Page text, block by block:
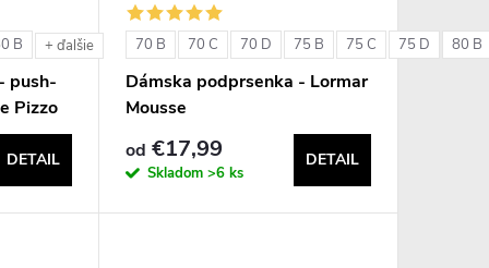
B + ďalšie
push-
Pizzo
DETAIL
70 B 70 C 70 D 75 B 75 C 75 D 80 B
Dámska podprsenka - Lormar
Mousse
od €17,99
Skladom >6 ks
DETAIL